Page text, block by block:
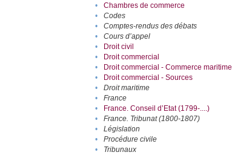
•
Chambres de commerce
•
Codes
•
Comptes-rendus des débats
•
Cours d’appel
•
Droit civil
•
Droit commercial
•
Droit commercial - Commerce maritime
•
Droit commercial - Sources
•
Droit maritime
•
France
•
France. Conseil d’Etat (1799-....)
•
France. Tribunat (1800-1807)
•
Législation
•
Procédure civile
•
Tribunaux